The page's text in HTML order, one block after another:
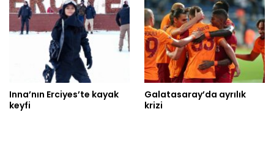
Inna’nın Erciyes’te kayak
keyfi
Galatasaray’da ayrılık
krizi